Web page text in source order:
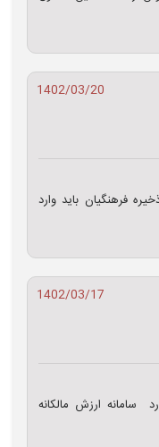
1402/03/20
فرهنگیان باید وارد
1402/03/17
سامانه ارزش مالکانه